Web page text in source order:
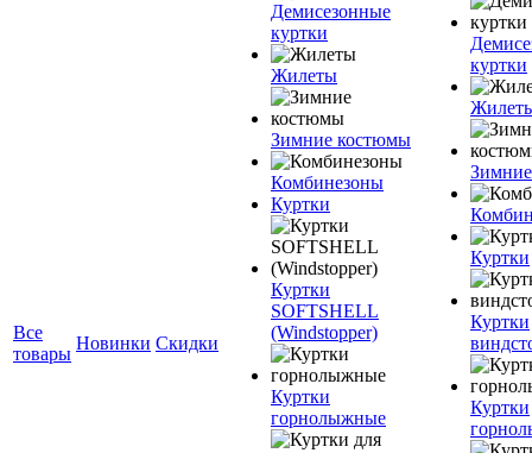
Все
товары
Новинки Скидки
Демисезонные
куртки
Жилеты
Зимние костюмы
Комбинезоны
Куртки
Куртки
SOFTSHELL
(Windstopper)
Куртки
горнолыжные
куртки
Куртки
Куртки
Куртки